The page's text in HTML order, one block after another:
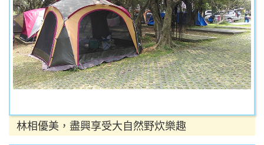
林相優美，盡興享受大自然野炊樂趣